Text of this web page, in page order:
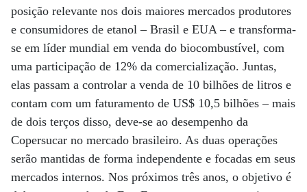
posição relevante nos dois maiores mercados produtores
e consumidores de etanol – Brasil e EUA – e transforma-
se em líder mundial em venda do biocombustível, com
uma participação de 12% da comercialização. Juntas,
elas passam a controlar a venda de 10 bilhões de litros e
contam com um faturamento de US$ 10,5 bilhões – mais
de dois terços disso, deve-se ao desempenho da
Copersucar no mercado brasileiro. As duas operações
serão mantidas de forma independente e focadas em seus
mercados internos. Nos próximos três anos, o objetivo é